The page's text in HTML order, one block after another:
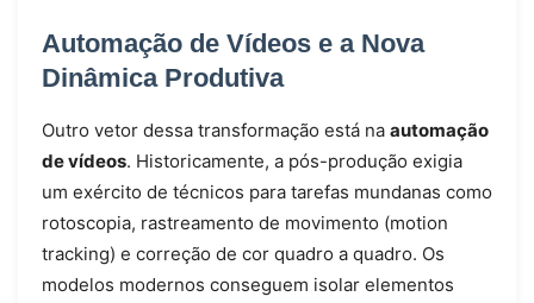
Automação de Vídeos e a Nova
Dinâmica Produtiva
Outro vetor dessa transformação está na automação
de vídeos. Historicamente, a pós-produção exigia
um exército de técnicos para tarefas mundanas como
rotoscopia, rastreamento de movimento (motion
tracking) e correção de cor quadro a quadro. Os
modelos modernos conseguem isolar elementos